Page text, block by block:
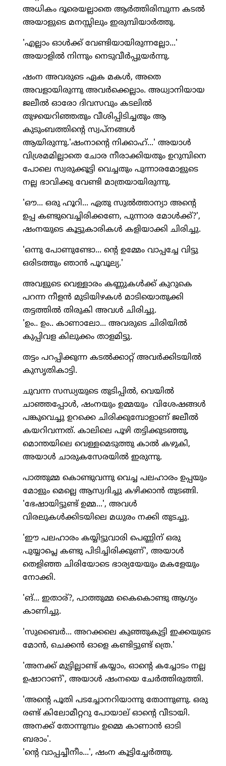
അധികം ദൂരെയല്ലാതെ ആര്‍ത്തിരിമ്പുന്ന കടല്‍
അയാളുടെ മനസ്സിലും ഇരുമ്പിയാര്‍ത്തു.
'എല്ലാം ഓള്‍ക്ക് വേണ്ടിയായിരുന്നല്ലോ...'
അയാളില്‍ നിന്നും നെടുവീര്‍പ്പുയര്‍ന്നു.
ഷംന അവരുടെ ഏക മകള്‍, അതെ
അവളായിരുന്നു അവര്‍ക്കെല്ലാം. അധ്വാനിയായ
ജലീല്‍ ഓരോ ദിവസവും കടലില്‍
തുഴയെറിഞ്ഞതും വീശിപ്പിടിച്ചതും ആ
കുടുംബത്തിന്റെ സ്വപ്നങ്ങള്‍
ആയിരുന്നു.'ഷംനാന്റെ നിക്കാഹ്...' അയാള്‍
വിശ്രമമില്ലാതെ ചോര നീരാക്കിയതും ഉറുമ്പിനെ
പോലെ സ്വരുക്കൂട്ടി വെച്ചതും പുന്നാരമോളുടെ
നല്ല ഭാവിക്കു വേണ്ടി മാത്രയായിരുന്നു.
'ഔ... ഒരു ഹൂറി... ഏതു സുല്‍ത്താന്യാ അന്റെ
ഉപ്പ കണ്ടുവെച്ചിരിക്കണേ, പുന്നാര മോള്‍ക്ക്?',
ഷംനയുടെ കൂട്ടുകാരികള്‍ കളിയാക്കി ചിരിച്ചു.
'ഒന്നു പോണുണ്ടോ... ന്റെ ഉമ്മേം വാപ്പച്ചേ വിട്ടു
ഒരിടത്തും ഞാന്‍ പൂവൂല്യ.'
അവളുടെ വെള്ളാരം കണ്ണുകള്‍ക്ക് കുറുകെ
പറന്ന നീളന്‍ മുടിയിഴകള്‍ മാടിയൊതുക്കി
തട്ടത്തില്‍ തിരുകി അവള്‍ ചിരിച്ചു.
'ഉം.. ഉം.. കാണാലോ... അവരുടെ ചിരിയില്‍
കുപ്പിവള കിലുക്കം താളമിട്ടു.
തട്ടം പറപ്പിക്കുന്ന കടല്‍ക്കാറ്റ് അവര്‍ക്കിടയില്‍
കുസൃതികാട്ടി.
ചുവന്ന സന്ധ്യയുടെ തുടിപ്പില്‍, വെയില്‍
ചാഞ്ഞപ്പോള്‍, ഷംനയും ഉമ്മയും വിശേഷങ്ങള്‍
പങ്കുവെച്ചു ഉറക്കെ ചിരിക്കുമ്പോളാണ് ജലീല്‍
കയറിവന്നത്. കാലിലെ പൂഴി തട്ടിക്കുടഞ്ഞു,
മൊന്തയിലെ വെള്ളമെടുത്തു കാല്‍ കഴുകി,
അയാള്‍ ചാരുകസേരയില്‍ ഇരുന്നു.
പാത്തുമ്മ കൊണ്ടുവന്നു വെച്ച പലഹാരം ഉപ്പയും
മോളും മെല്ലെ ആസ്വദിച്ചു കഴിക്കാന്‍ തുടങ്ങി.
'ഭേഷായിട്ടുണ്ട് ഉമ്മ...', അവള്‍
വിരലുകള്‍ക്കിടയിലെ മധുരം നക്കി തുടച്ചു.
'ഈ പലഹാരം കയ്യിട്ടുവാരി പെണ്ണിന് ഒരു
പുയ്യാപ്ലെ കണ്ടു പിടിച്ചിരിക്കുണ്', അയാള്‍
തെളിഞ്ഞ ചിരിയോടെ ഭാര്യയേയും മകളേയും
നോക്കി.
'ങ്... ഇതാര്?, പാത്തുമ്മ കൈകൊണ്ടു ആഗ്യം
കാണിച്ചു.
'സുബൈര്‍... അറക്കലെ കുഞ്ഞുകുട്ടി ഇക്കയുടെ
മോന്‍, ചെക്കന്‍ ഓളെ കണ്ടിട്ടുണ്ട് ത്രെ.'
'അനക്ക് മുട്ടില്ലാണ്ട് കയ്യാം, ഓന്റെ കച്ചോടം നല്ല
ഉഷാറാണ്', അയാള്‍ ഷംനയെ ചേര്‍ത്തിരുത്തി.
'അന്റെ പൂതി പടച്ചോനറിയാന്നു തോന്നുണു. ഒരു
രണ്ട് കിലോമീറ്ററു പോയാല് ഓന്റെ വീടായി.
അനക്ക് തോന്നുമ്പം ഉമ്മെ കാണാന്‍ ഓടി
ബരാം'.
'ന്റെ വാപ്പച്ചീനീം...', ഷംന കൂട്ടിച്ചേര്‍ത്തു.